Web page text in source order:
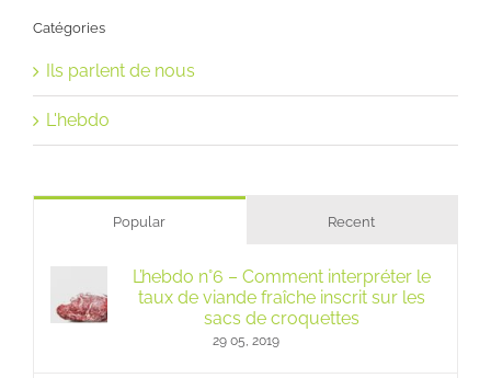
Catégories
Ils parlent de nous
L'hebdo
Popular Recent
L’hebdo n°6 – Comment interpréter le
taux de viande fraîche inscrit sur les
sacs de croquettes
29 05, 2019